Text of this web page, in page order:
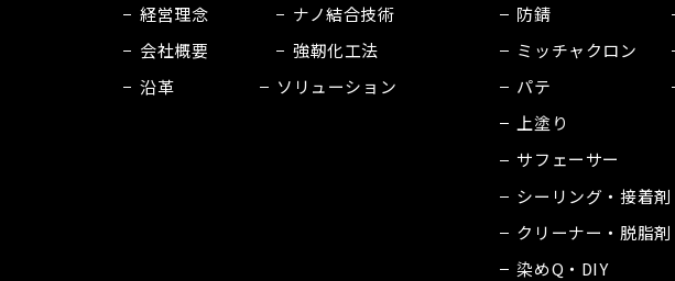
経営理念
会社概要
沿革
ナノ結合技術
強靭化工法
ソリューション
防錆
ミッチャクロン
パテ
上塗り
サフェーサー
シーリング・接着剤
クリーナー・脱脂剤
染めQ・DIY